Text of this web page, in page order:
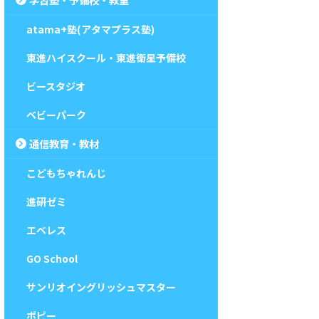
atama+塾(アタマプラス塾)
東進ハイスクール・東進衛星予備校
ビースタジオ
ベビーパーク
通信教育・教材
こどもちゃれんじ
進研ゼミ
エベレス
GO School
サンリオイングリッシュマスター
ポピー